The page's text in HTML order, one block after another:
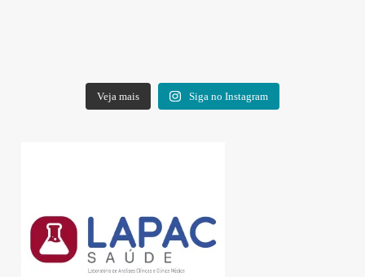
Veja mais Siga no Instagram